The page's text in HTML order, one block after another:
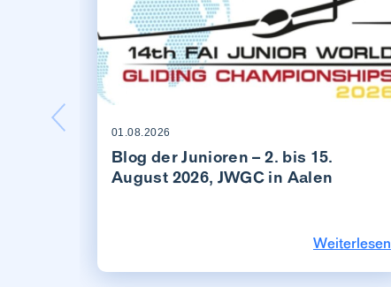
01.08.2026
Blog der Junioren – 2. bis 15.
August 2026, JWGC in Aalen
Weiterlesen